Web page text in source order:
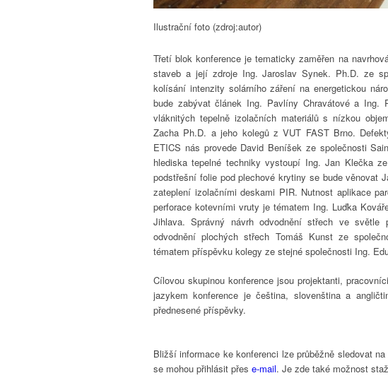
Ilustrační foto (zdroj:autor)
Třetí blok konference je tematicky zaměřen na
staveb a její zdroje Ing. Jaroslav Synek. Ph.D. ze
kolísání intenzity solárního záření na energetickou
bude zabývat článek Ing. Pavlíny Chravátové a Ing.
vláknitých tepelně izolačních materiálů s nízkou
Zacha Ph.D. a jeho kolegů z VUT FAST Brno.
ETICS nás provede David Beníšek ze společnosti
hlediska tepelné techniky vystoupí Ing. Jan Klečka
podstřešní folie pod plechové krytiny se bude věnovat
zateplení izolačními deskami PIR. Nutnost aplikace
perforace kotevními vruty je tématem Ing. Luďka
Jihlava. Správný návrh odvodnění střech ve
odvodnění plochých střech Tomáš Kunst ze
tématem příspěvku kolegy ze stejné společnosti Ing.
Cílovou skupinou konference jsou projektanti,
jazykem konference je čeština, slovenština a
přednesené příspěvky.
Bližší informace ke konferenci lze průběžně sledovat na
se mohou přihlásit přes e-mail. Je zde také možnost